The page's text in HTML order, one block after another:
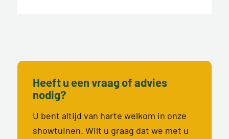
Heeft u een vraag of advies
nodig?
U bent altijd van harte welkom in onze
showtuinen. Wilt u graag dat we met u